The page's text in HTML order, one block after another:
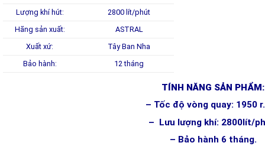
Lượng khí hút:
2800 lít/phút
Hãng sản xuất:
ASTRAL
Xuất xứ:
Tây Ban Nha
Bảo hành:
12 tháng
TÍNH NĂNG SẢN PHẨM:
– Tốc độ vòng quay: 1950
– Lưu lượng khí: 2800lít/
– Bảo hành 6 tháng.